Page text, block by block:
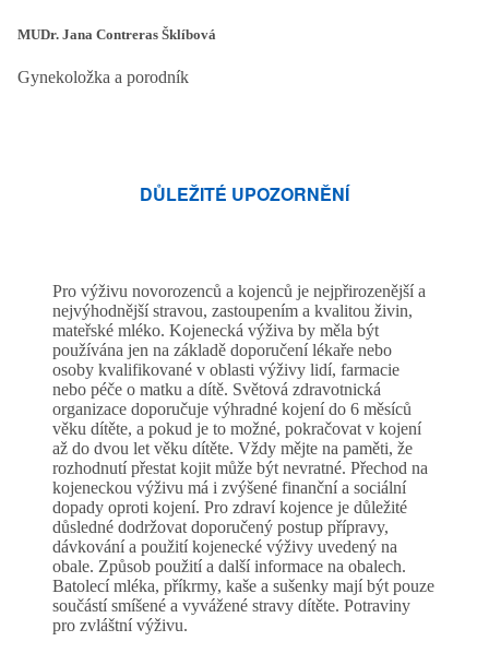
MUDr. Jana Contreras Šklíbová
Gynekoložka a porodník
DŮLEŽITÉ UPOZORNĚNÍ
Pro výživu novorozenců a kojenců je nejpřirozenější a
nejvýhodnější stravou, zastoupením a kvalitou živin,
mateřské mléko. Kojenecká výživa by měla být
používána jen na základě doporučení lékaře nebo
osoby kvalifikované v oblasti výživy lidí, farmacie
nebo péče o matku a dítě. Světová zdravotnická
organizace doporučuje výhradné kojení do 6 měsíců
věku dítěte, a pokud je to možné, pokračovat v kojení
až do dvou let věku dítěte. Vždy mějte na paměti, že
rozhodnutí přestat kojit může být nevratné. Přechod na
kojeneckou výživu má i zvýšené finanční a sociální
dopady oproti kojení. Pro zdraví kojence je důležité
důsledné dodržovat doporučený postup přípravy,
dávkování a použití kojenecké výživy uvedený na
obale. Způsob použití a další informace na obalech.
Batolecí mléka, příkrmy, kaše a sušenky mají být pouze
součástí smíšené a vyvážené stravy dítěte. Potraviny
pro zvláštní výživu.